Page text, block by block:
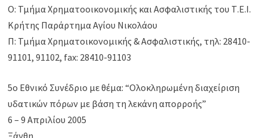
Ο: Τμήμα Χρηματοοικονομικής και Ασφαλιστικής του Τ.Ε.Ι.
Κρήτης Παράρτημα Αγίου Νικολάου
Π: Τμήμα Χρηματοικονομικής & Ασφαλιστικής, τηλ: 28410-
91101, 91102, fax: 28410-91103
5ο Εθνικό Συνέδριο με θέμα: “Ολοκληρωμένη διαχείριση
υδατικών πόρων με βάση τη λεκάνη απορροής”
6 – 9 Απριλίου 2005